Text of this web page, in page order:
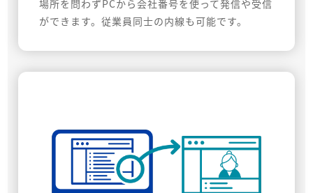
場所を問わずPCから会社番号を使って発信や受信
ができます。従業員同士の内線も可能です。